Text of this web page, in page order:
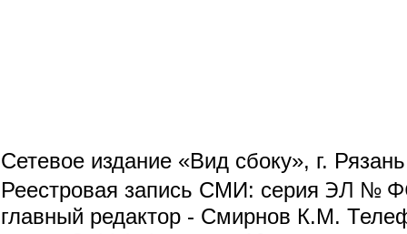
Сетевое издание «Вид сбоку», г.
Реестровая запись СМИ: серия ЭЛ №
главный редактор - Смирнов К.М.